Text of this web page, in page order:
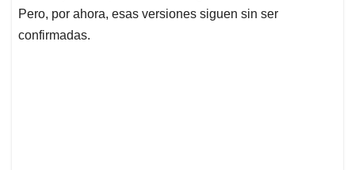
Pero, por ahora, esas versiones siguen sin ser
confirmadas.